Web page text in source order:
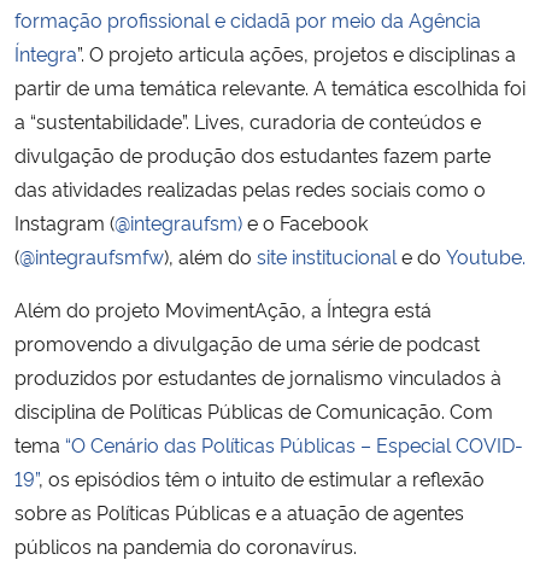
Controladoria-Geral da União
Ministério da Mulher, da Família e dos Direitos Humanos
Secretaria-Geral
Secretaria de Governo
Advocacia-Geral da União
Banco Central do Brasil
Planalto
formação profissional e cidadã por meio da Agência
Íntegra”. O projeto articula ações, projetos e disciplinas a
partir de uma temática relevante. A temática escolhida foi
a “sustentabilidade”. Lives, curadoria de conteúdos e
divulgação de produção dos estudantes fazem parte
das atividades realizadas pelas redes sociais como o
Instagram (@integraufsm)e o Facebook
(@integraufsmfw), além do site institucional e do Youtube.
Além do projeto MovimentAção, a Íntegra está
promovendo a divulgação de uma série de podcast
produzidos por estudantes de jornalismo vinculados à
disciplina de Políticas Públicas de Comunicação. Com
tema “O Cenário das Políticas Públicas – Especial COVID-
19”, os episódios têm o intuito de estimular a reflexão
sobre as Políticas Públicas e a atuação de agentes
públicos na pandemia do coronavírus.